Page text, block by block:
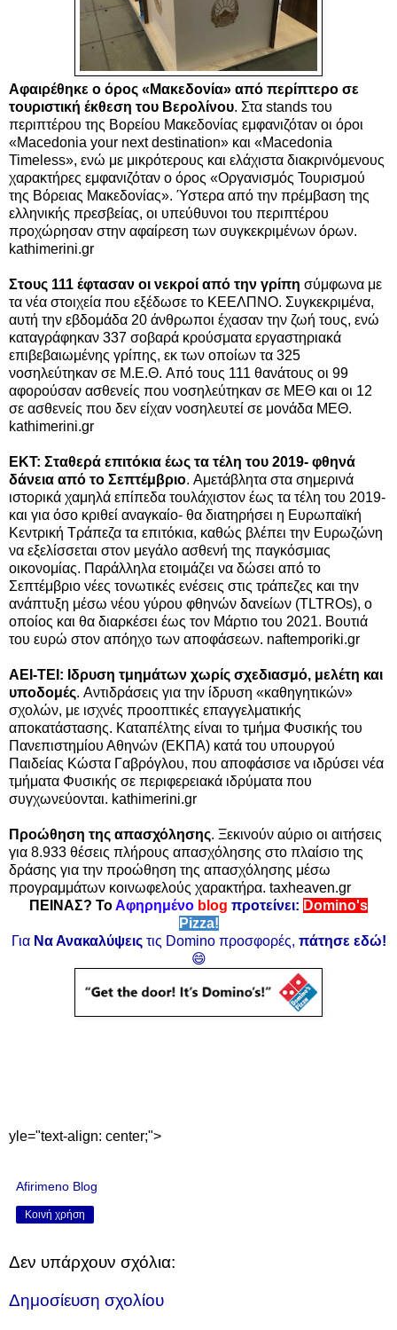
Αφαιρέθηκε ο όρος «Μακεδονία» από περίπτερο σε
τουριστική έκθεση του Βερολίνου. Στα stands του
περιπτέρου της Βορείου Μακεδονίας εμφανιζόταν οι όροι
«Macedonia your next destination» και «Macedonia
Timeless», ενώ με μικρότερους και ελάχιστα διακρινόμενους
χαρακτήρες εμφανιζόταν ο όρος «Οργανισμός Τουρισμού
της Βόρειας Μακεδονίας». Ύστερα από την πρέμβαση της
ελληνικής πρεσβείας, οι υπεύθυνοι του περιπτέρου
προχώρησαν στην αφαίρεση των συγκεκριμένων όρων.
kathimerini.gr
Στους 111 έφτασαν οι νεκροί από την γρίπη σύμφωνα με
τα νέα στοιχεία που εξέδωσε το ΚΕΕΛΠΝΟ. Συγκεκριμένα,
αυτή την εβδομάδα 20 άνθρωποι έχασαν την ζωή τους, ενώ
καταγράφηκαν 337 σοβαρά κρούσματα εργαστηριακά
επιβεβαιωμένης γρίπης, εκ των οποίων τα 325
νοσηλεύτηκαν σε Μ.Ε.Θ. Από τους 111 θανάτους οι 99
αφορούσαν ασθενείς που νοσηλεύτηκαν σε ΜΕΘ και οι 12
σε ασθενείς που δεν είχαν νοσηλευτεί σε μονάδα ΜΕΘ.
kathimerini.gr
EKT: Σταθερά επιτόκια έως τα τέλη του 2019- φθηνά
δάνεια από το Σεπτέμβριο. Αμετάβλητα στα σημερινά
ιστορικά χαμηλά επίπεδα τουλάχιστον έως τα τέλη του 2019-
και για όσο κριθεί αναγκαίο- θα διατηρήσει η Ευρωπαϊκή
Κεντρική Τράπεζα τα επιτόκια, καθώς βλέπει την Ευρωζώνη
να εξελίσσεται στον μεγάλο ασθενή της παγκόσμιας
οικονομίας. Παράλληλα ετοιμάζει να δώσει από το
Σεπτέμβριο νέες τονωτικές ενέσεις στις τράπεζες και την
ανάπτυξη μέσω νέου γύρου φθηνών δανείων (TLTROs), ο
οποίος και θα διαρκέσει έως τον Μάρτιο του 2021. Βουτιά
του ευρώ στον απόηχο των αποφάσεων. naftemporiki.gr
AEI-TEI: Ιδρυση τμημάτων χωρίς σχεδιασμό, μελέτη και
υποδομές. Αντιδράσεις για την ίδρυση «καθηγητικών»
σχολών, με ισχνές προοπτικές επαγγελματικής
αποκατάστασης. Καταπέλτης είναι το τμήμα Φυσικής του
Πανεπιστημίου Αθηνών (ΕΚΠΑ) κατά του υπουργού
Παιδείας Κώστα Γαβρόγλου, που αποφάσισε να ιδρύσει νέα
τμήματα Φυσικής σε περιφερειακά ιδρύματα που
συγχωνεύονται. kathimerini.gr
Προώθηση της απασχόλησης. Ξεκινούν αύριο οι αιτήσεις
για 8.933 θέσεις πλήρους απασχόλησης στο πλαίσιο της
δράσης για την προώθηση της απασχόλησης μέσω
προγραμμάτων κοινωφελούς χαρακτήρα. taxheaven.gr
ΠΕΙΝΑΣ? ΤοΑφηρημένο blog προτείνει: Domino's
Pizza!
Για Να Ανακαλύψειςτις Domino προσφορές, πάτησε εδώ!
😄
yle="text-align: center;">
Afirimeno Blog
Κοινή χρήση
Δεν υπάρχουν σχόλια:
Δημοσίευση σχολίου